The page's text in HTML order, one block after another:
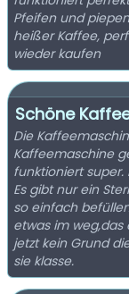
Pfeifen und
heißer Kaffee,
wieder kaufen
Schöne
Die
Kaffeemaschine
funktioniert super.
Es gibt nur ein
so einfach
etwas im weg,das
jetzt kein Grund
sie klasse.